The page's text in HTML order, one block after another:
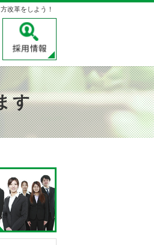
す
改革をしよう！
お問合せ